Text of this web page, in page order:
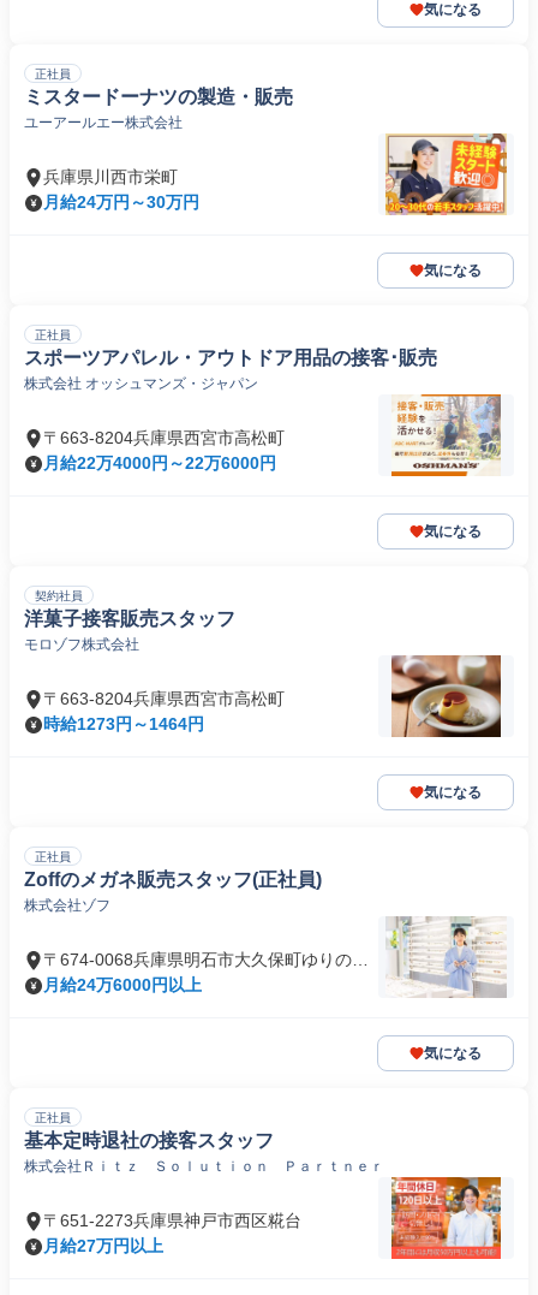
気になる
正社員
ミスタードーナツの製造・販売
ユーアールエー株式会社
兵庫県川西市栄町
月給24万円～30万円
気になる
正社員
スポーツアパレル・アウトドア用品の接客･販売
株式会社 オッシュマンズ・ジャパン
〒663-8204兵庫県西宮市高松町
月給22万4000円～22万6000円
気になる
契約社員
洋菓子接客販売スタッフ
モロゾフ株式会社
〒663-8204兵庫県西宮市高松町
時給1273円～1464円
気になる
正社員
Zoffのメガネ販売スタッフ(正社員)
株式会社ゾフ
〒674-0068兵庫県明石市大久保町ゆりのき
通
月給24万6000円以上
気になる
正社員
基本定時退社の接客スタッフ
株式会社Ｒｉｔｚ Ｓｏｌｕｔｉｏｎ Ｐａｒｔｎｅｒ
〒651-2273兵庫県神戸市西区糀台
月給27万円以上